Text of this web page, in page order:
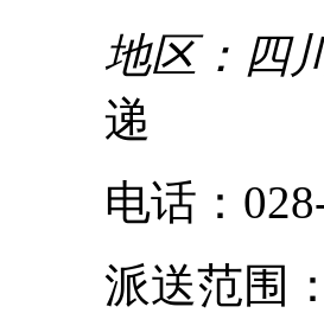
地区：四
递
电话：
派送范围